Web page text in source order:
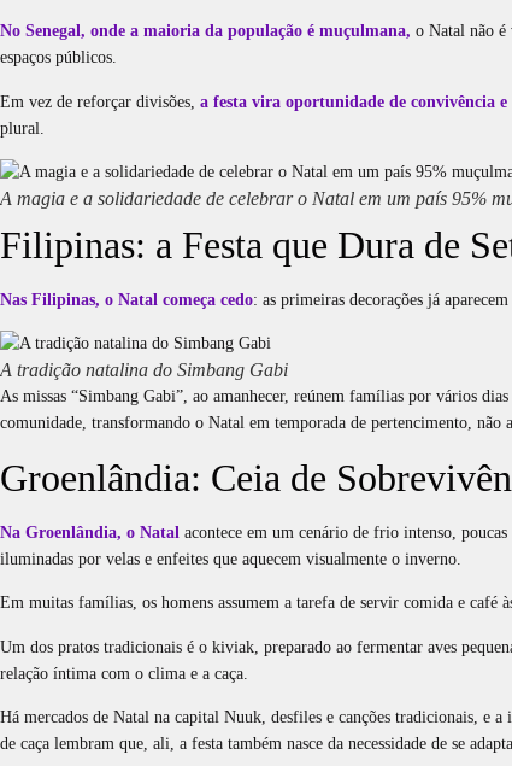
No Senegal, onde a maioria da população é muçulmana, o Natal não é
espaços públicos.
Em vez de reforçar divisões, a festa vira oportunidade de convivência e
plural.
A magia e a solidariedade de celebrar o Natal em um país 95%
Filipinas: a Festa que Dura de
Nas Filipinas, o Natal começa cedo: as primeiras decorações já
A tradição natalina do Simbang Gabi
As missas “Simbang Gabi”, ao amanhecer, reúnem famílias por vários
comunidade, transformando o Natal em temporada de pertencimento, não
Groenlândia: Ceia de
Na Groenlândia, o Natal acontece em um cenário de frio intenso,
iluminadas por velas e enfeites que aquecem visualmente o inverno.
Em muitas famílias, os homens assumem a tarefa de servir comida e café
Um dos pratos tradicionais é o kiviak, preparado ao fermentar aves
relação íntima com o clima e a caça.
Há mercados de Natal na capital Nuuk, desfiles e canções tradicionais, e
de caça lembram que, ali, a festa também nasce da necessidade de se